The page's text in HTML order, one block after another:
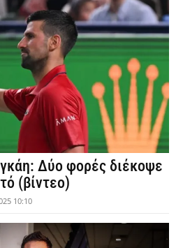
Δύο φορές διέκοψε
(βίντεο)
10:10